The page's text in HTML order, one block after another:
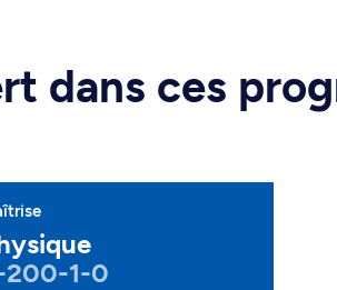
dans ces
200-1-0